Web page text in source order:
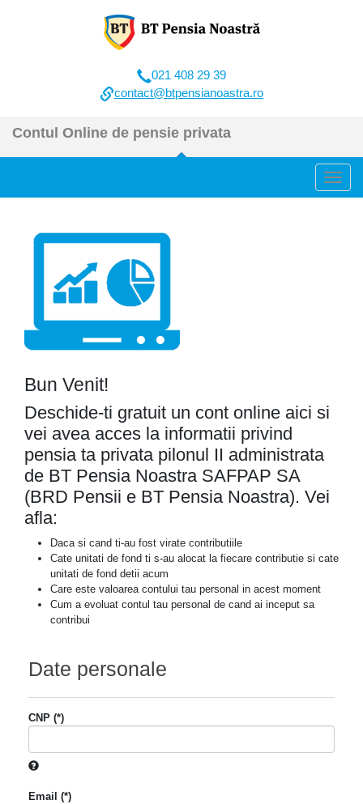
021 408 29 39
contact@btpensianoastra.ro
Contul Online de pensie privata
Bun Venit!
Deschide-ti gratuit un cont online aici si
vei avea acces la informatii privind
pensia ta privata pilonul II administrata
de BT Pensia Noastra SAFPAP SA
(BRD Pensii e BT Pensia Noastra). Vei
afla:
Daca si cand ti-au fost virate contributiile
Cate unitati de fond ti s-au alocat la fiecare contributie si cate
unitati de fond detii acum
Care este valoarea contului tau personal in acest moment
Cum a evoluat contul tau personal de cand ai inceput sa
contribui
Date personale
CNP (*)
Email (*)